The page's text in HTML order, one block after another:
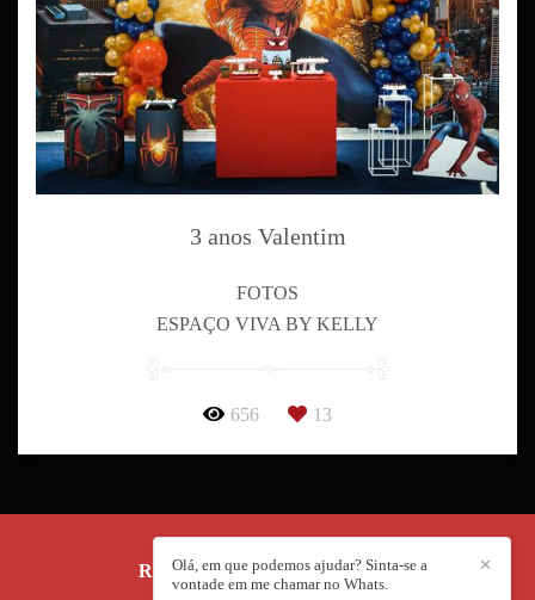
3 anos Valentim
FOTOS
ESPAÇO VIVA BY KELLY
656 13
REALIZE FILMS/CONTATO ✕
Olá, em que podemos ajudar? Sinta-se a
vontade em me chamar no Whats.